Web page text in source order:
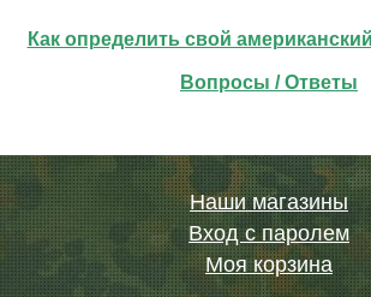
Как определить свой
Вопросы / Ответы
Наши магазины
Вход с паролем
Моя корзина